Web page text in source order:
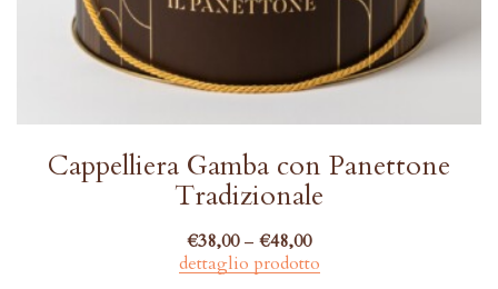
Cappelliera Gamba con Panettone
Tradizionale
€38,00– €48,00
dettaglio prodotto